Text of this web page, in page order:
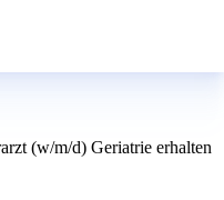
(w/m/d) Geriatrie erhalten